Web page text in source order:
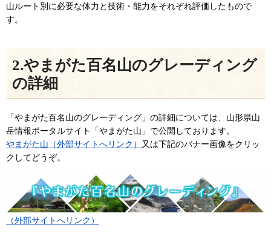
山ルート別に必要な体力と技術・能力をそれぞれ評価したもので
す。
2.やまがた百名山のグレーディング
の詳細
「やまがた百名山のグレーディング」の詳細については、山形県山
岳情報ポータルサイト「やまがた山」で公開しております。
やまがた山（外部サイトへリンク）
又は下記のバナー画像をクリッ
クしてどうぞ。
（外部サイトへリンク）